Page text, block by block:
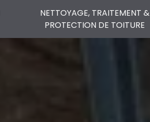
NETTOYAGE, TRAITEMENT &
PROTECTION DE TOITURE